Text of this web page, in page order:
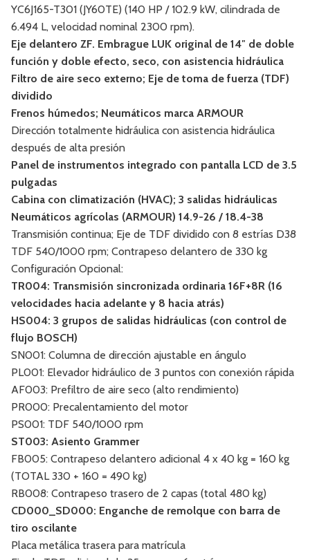
YC6J165-T301 (JY60TE) (140 HP / 102.9 kW, cilindrada de
6.494 L, velocidad nominal 2300 rpm).
Eje delantero ZF. Embrague LUK original de 14″ de doble
función y doble efecto, seco, con asistencia hidráulica
Filtro de aire seco externo; Eje de toma de fuerza (TDF)
dividido
Frenos húmedos; Neumáticos marca ARMOUR
Dirección totalmente hidráulica con asistencia hidráulica
después de alta presión
Panel de instrumentos integrado con pantalla LCD de 3.5
pulgadas
Cabina con climatización (HVAC); 3 salidas hidráulicas
Neumáticos agrícolas (ARMOUR) 14.9-26 / 18.4-38
Transmisión continua; Eje de TDF dividido con 8 estrías D38
TDF 540/1000 rpm; Contrapeso delantero de 330 kg
Configuración Opcional:
TR004: Transmisión sincronizada ordinaria 16F+8R (16
velocidades hacia adelante y 8 hacia atrás)
HS004: 3 grupos de salidas hidráulicas (con control de
flujo BOSCH)
SN001: Columna de dirección ajustable en ángulo
PL001: Elevador hidráulico de 3 puntos con conexión rápida
AF003: Prefiltro de aire seco (alto rendimiento)
PR000: Precalentamiento del motor
PS001: TDF 540/1000 rpm
ST003: Asiento Grammer
FB005: Contrapeso delantero adicional 4 x 40 kg = 160 kg
(TOTAL 330 + 160 = 490 kg)
RB008: Contrapeso trasero de 2 capas (total 480 kg)
CD000_SD000: Enganche de remolque con barra de
tiro oscilante
Placa metálica trasera para matrícula